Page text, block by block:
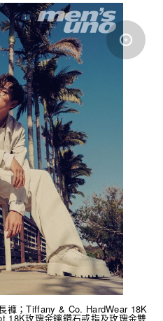
褲；Tiffany & Co. HardWear 18K
18K玫瑰金鑲鑽石戒指及玫瑰金雙